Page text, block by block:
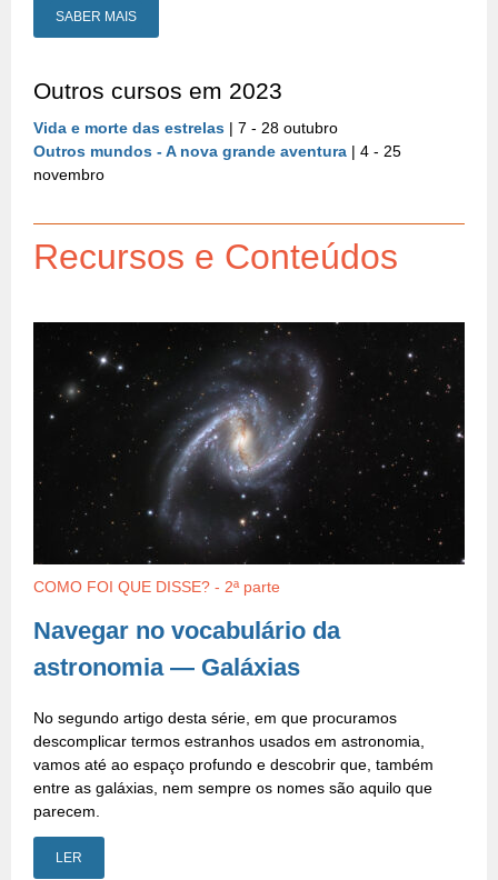
SABER MAIS
Outros cursos em 2023
Vida e morte das estrelas | 7 - 28 outubro
Outros mundos - A nova grande aventura | 4 - 25
novembro
Recursos e Conteúdos
COMO FOI QUE DISSE? - 2ª parte
Navegar no vocabulário da
astronomia — Galáxias
No segundo artigo desta série, em que procuramos
descomplicar termos estranhos usados em astronomia,
vamos até ao espaço profundo e descobrir que, também
entre as galáxias, nem sempre os nomes são aquilo que
parecem.
LER